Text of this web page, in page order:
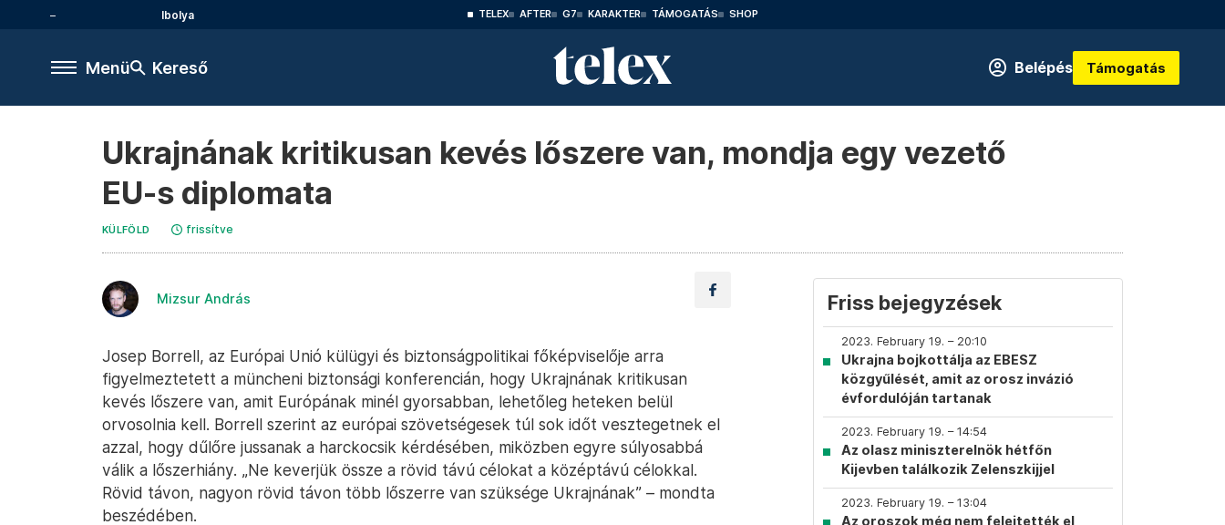
Ibolya TELEX AFTER G7 KARAKTER TÁMOGATÁS SHOP
Menü Kereső Belépés Támogatás
Ukrajnának kritikusan kevés lőszere van, mondja egy vezető
EU-s diplomata
KÜLFÖLD frissítve
Mizsur András
Josep Borrell, az Európai Unió külügyi és biztonságpolitikai főképviselője arra
figyelmeztetett a müncheni biztonsági konferencián, hogy Ukrajnának kritikusan
kevés lőszere van, amit Európának minél gyorsabban, lehetőleg heteken belül
orvosolnia kell. Borrell szerint az európai szövetségesek túl sok időt vesztegetnek el
azzal, hogy dűlőre jussanak a harckocsik kérdésében, miközben egyre súlyosabbá
válik a lőszerhiány. „Ne keverjük össze a rövid távú célokat a középtávú célokkal.
Rövid távon, nagyon rövid távon több lőszerre van szüksége Ukrajnának” – mondta
beszédében.
Friss bejegyzések
2023. February 19. – 20:10
Ukrajna bojkottálja az EBESZ
közgyűlését, amit az orosz invázió
évfordulóján tartanak
2023. February 19. – 14:54
Az olasz miniszterelnök hétfőn
Kijevben találkozik Zelenszkijjel
2023. February 19. – 13:04
Az oroszok még nem felejtették el